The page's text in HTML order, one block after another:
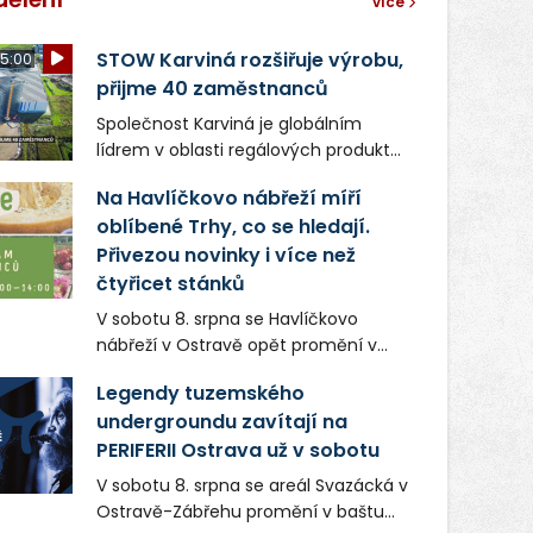
STOW Karviná rozšiřuje výrobu,
přijme 40 zaměstnanců
Společnost Karviná je globálním
lídrem v oblasti regálových produktů
zaměstnavatelem na Karvinsku a
firmou s obrovským potenciálem.
Na Havlíčkovo nábřeží míří
oblíbené Trhy, co se hledají.
Přivezou novinky i více než
čtyřicet stánků
V sobotu 8. srpna se Havlíčkovo
nábřeží v Ostravě opět promění v
lokálních výrobků. Trhy, co se hledají
tentokrát nabídnou více než čtyřicet
pečlivě vybraných stánků s kvalitní
gastronomií, farmářskými produkty,
designem i řemeslnou tvorbou.
Návštěvníci se mohou těšit nejen na
Legendy tuzemského
undergroundu zavítají na
PERIFERII Ostrava už v sobotu
V sobotu 8. srpna se areál Svazácká v
Ostravě-Zábřehu promění v baštu